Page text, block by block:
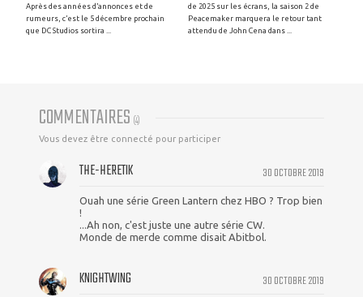
Après des années d’annonces et de
rumeurs, c’est le 5 décembre prochain
que DC Studios sortira ...
de 2025 sur les écrans, la saison 2 de
Peacemaker marquera le retour tant
attendu de John Cena dans ...
COMMENTAIRES (4)
Vous devez être connecté pour participer
30 OCTOBRE 2019
THE-HERETIK
Ouah une série Green Lantern chez HBO ? Trop bien
!
...Ah non, c'est juste une autre série CW.
Monde de merde comme disait Abitbol.
30 OCTOBRE 2019
KNIGHTWING